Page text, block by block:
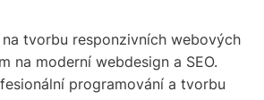
na tvorbu responzivních webových
na moderní webdesign a SEO.
programování a tvorbu